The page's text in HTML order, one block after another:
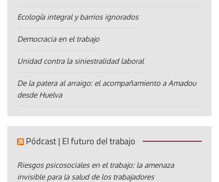
Ecología integral y barrios ignorados
Democracia en el trabajo
Unidad contra la siniestralidad laboral
De la patera al arraigo: el acompañamiento a Amadou
desde Huelva
Pódcast | El futuro del trabajo
Riesgos psicosociales en el trabajo: la amenaza
invisible para la salud de los trabajadores